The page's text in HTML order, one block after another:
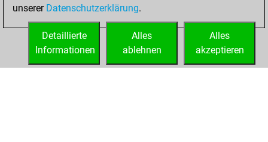
You created
your Fritz account
unserer Datenschutzerklärung.
Alles
akzeptieren
Alles
ablehnen
Detaillierte
Informationen